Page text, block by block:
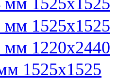
мм 1525х1525
мм 1220х2440
1525х1525